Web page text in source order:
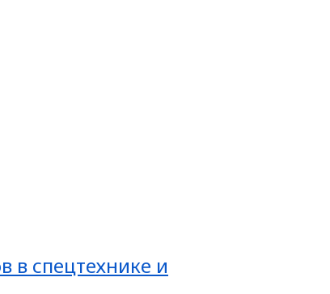
в спецтехнике и